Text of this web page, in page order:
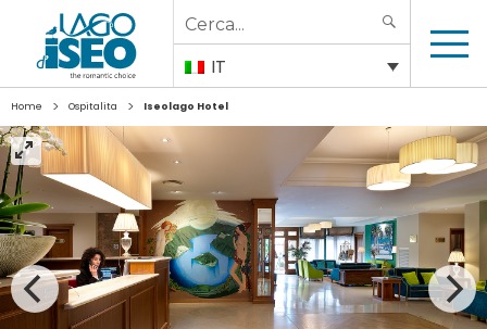
Search
for:
IT
Home > Ospitalita > Iseolago Hotel